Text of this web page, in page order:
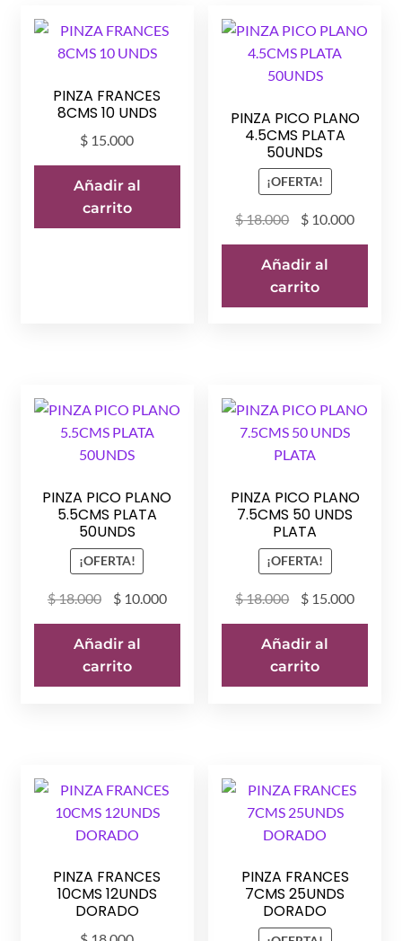
PINZA FRANCES
8CMS 10 UNDS
$ 15.000
Añadir al
carrito
PINZA PICO PLANO
4.5CMS PLATA
50UNDS
¡OFERTA!
$18.000
El
precio
original
era:
$ 18.000.
$ 10.000El
precio
$
Añadir al
carrito
PINZA PICO PLANO
5.5CMS PLATA
50UNDS
¡OFERTA!
$18.000
El
precio
original
era:
$ 18.000.
$10.000El
precio
$ 10.000.
Añadir al
carrito
PINZA PICO PLANO
7.5CMS 50 UNDS
PLATA
¡OFERTA!
$18.000
El
precio
original
era:
$ 18.000.
$ 15.000El
precio
$
Añadir al
carrito
PINZA FRANCES
10CMS 12UNDS
DORADO
PINZA FRANCES
7CMS 25UNDS
DORADO